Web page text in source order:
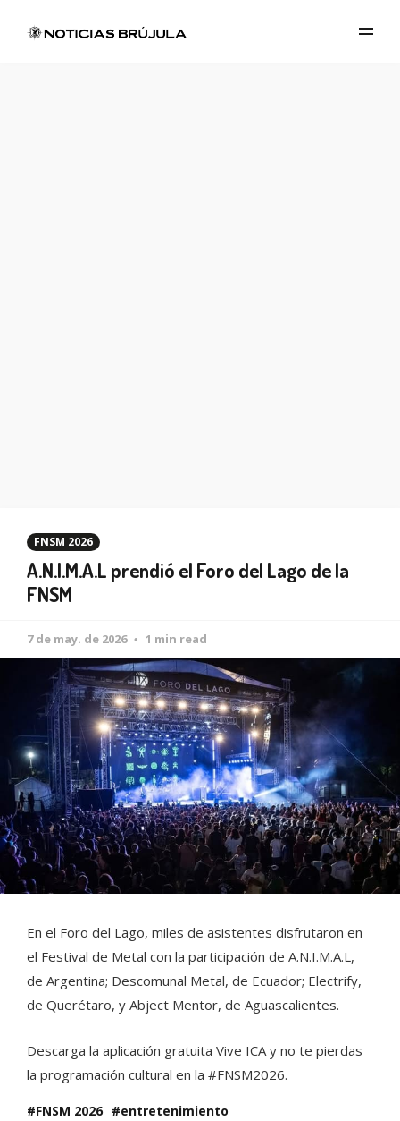
FNSM 2026
A.N.I.M.A.L prendió el Foro del Lago de la
FNSM
7 de may. de 2026 1 min read
En el Foro del Lago, miles de asistentes disfrutaron en
el Festival de Metal con la participación de A.N.I.M.A.L,
de Argentina; Descomunal Metal, de Ecuador; Electrify,
de Querétaro, y Abject Mentor, de Aguascalientes.
Descarga la aplicación gratuita Vive ICA y no te pierdas
la programación cultural en la #FNSM2026.
FNSM 2026 entretenimiento